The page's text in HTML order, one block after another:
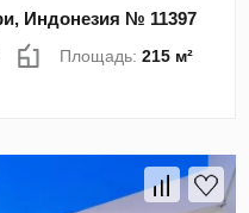
Индонезия № 11397
Площадь:215 м²